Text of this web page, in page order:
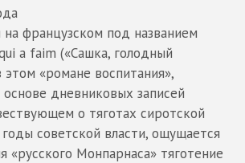
на французском под названием
a faim («Сашка, голодный
этом «романе воспитания»,
дневниковых записей
о тяготах сиротской
советской власти, ощущается
«русского Монпарнаса» тяготение